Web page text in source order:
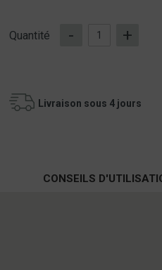
Quantité - +
Livraison sous 4 jours
CONSEILS